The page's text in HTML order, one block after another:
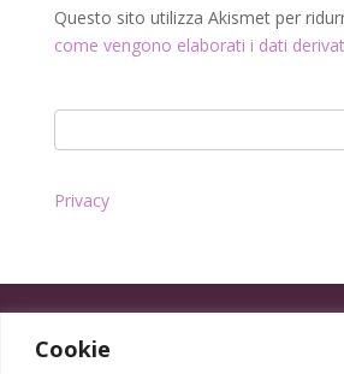
Cookie
Questo sito utilizza Akismet per
come vengono elaborati i dati
Privacy